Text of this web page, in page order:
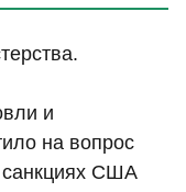
и
на вопрос
санкциях США